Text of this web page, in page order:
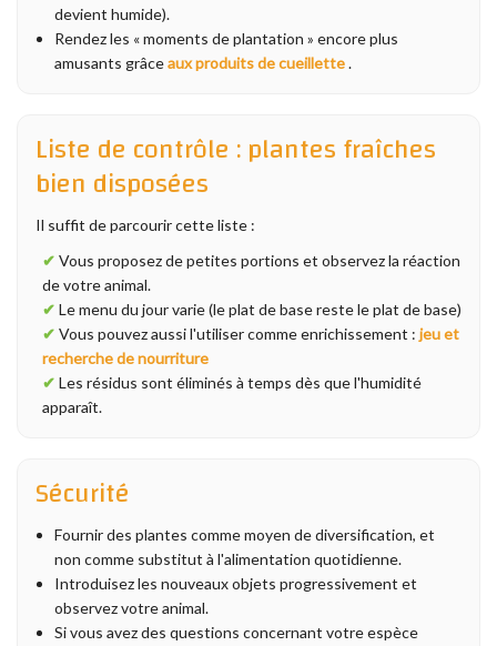
devient humide).
Rendez les « moments de plantation » encore plus
amusants grâceaux produits de cueillette.
Liste de contrôle : plantes fraîches
bien disposées
Il suffit de parcourir cette liste :
✔ Vous proposez de petites portions et observez la réaction
de votre animal.
✔ Le menu du jour varie (le plat de base reste le plat de base)
✔ Vous pouvez aussi l'utiliser comme enrichissement : jeu et
recherche de nourriture
✔ Les résidus sont éliminés à temps dès que l'humidité
apparaît.
Sécurité
Fournir des plantes comme moyen de diversification, et
non comme substitut à l'alimentation quotidienne.
Introduisez les nouveaux objets progressivement et
observez votre animal.
Si vous avez des questions concernant votre espèce